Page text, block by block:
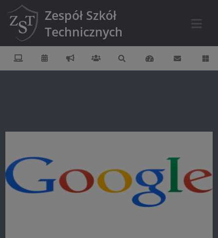
Zespół Szkół
Technicznych